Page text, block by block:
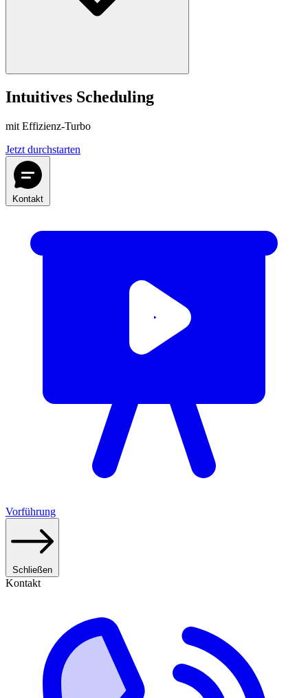
Intuitives Scheduling
mit Effizienz-Turbo
Jetzt durchstarten
Kontakt
Vorführung
Schließen
Kontakt